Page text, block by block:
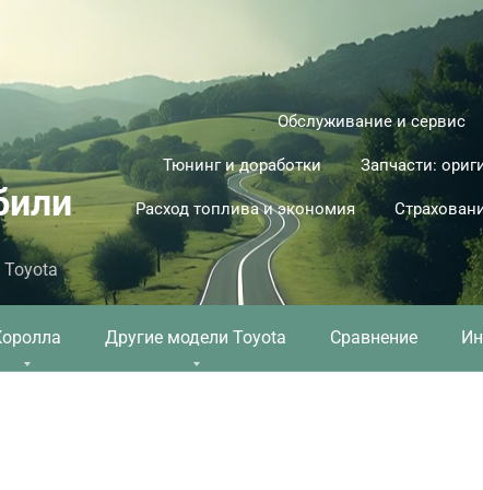
Toyota
Обслуживание и сервис
Тюнинг и доработки Запчасти:
Расход топлива и экономия
Другие модели Toyota Сравнение